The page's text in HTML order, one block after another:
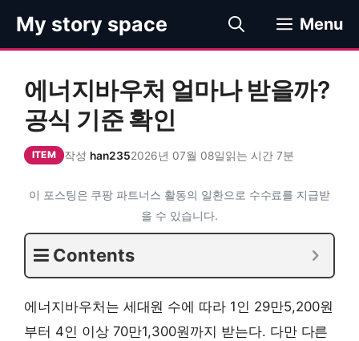
츠
My story space Menu
에너지바우처 얼마나 받을까?
공식 기준 확인
ITEM 작성 han2352026년 07월 08일읽는 시간 7분
이 포스팅은 쿠팡 파트너스 활동의 일환으로 수수료를 지급받
을 수 있습니다.
Contents
에너지바우처는 세대원 수에 따라 1인 29만5,200원
부터 4인 이상 70만1,300원까지 받는다. 다만 다른